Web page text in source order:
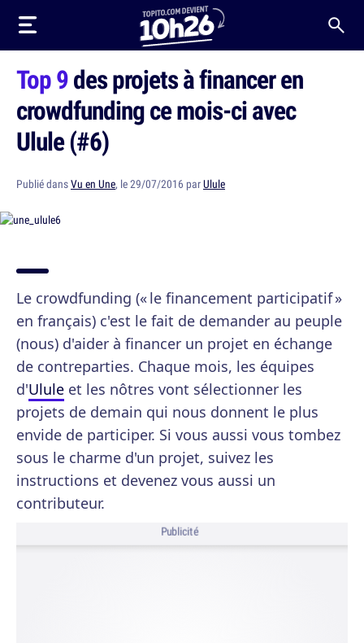
Top 9des projets à financer en
crowdfunding ce mois-ci avec
Ulule (#6)
Publié dansVu en Une, le 29/07/2016 parUlule
Le crowdfunding (« le financement participatif »
en français) c'est le fait de demander au peuple
(nous) d'aider à financer un projet en échange
de contreparties. Chaque mois, les équipes
d'Ulule et les nôtres vont sélectionner les
projets de demain qui nous donnent le plus
envide de participer. Si vous aussi vous tombez
sous le charme d'un projet, suivez les
instructions et devenez vous aussi un
contributeur.
Publicité